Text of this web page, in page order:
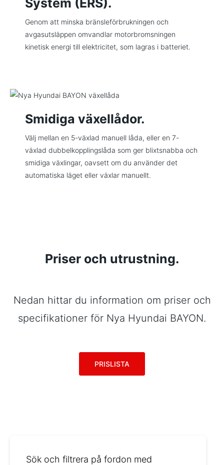
System (ERS).
Genom att minska bränsleförbrukningen och
avgasutsläppen omvandlar motorbromsningen
kinetisk energi till elektricitet, som lagras i batteriet.
Smidiga växellådor.
Välj mellan en 5-växlad manuell låda, eller en 7-
växlad dubbelkopplingslåda som ger blixtsnabba och
smidiga växlingar, oavsett om du använder det
automatiska läget eller växlar manuellt.
Priser och utrustning.
Nedan hittar du information om priser och
specifikationer för Nya Hyundai BAYON.
PRISLISTA
Sök och filtrera på fordon med